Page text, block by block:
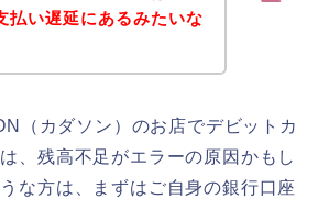
払い遅延にあるみたいな
（カダソン）のお店でデビットカ
、残高不足がエラーの原因かもし
な方は、まずはご自身の銀行口座